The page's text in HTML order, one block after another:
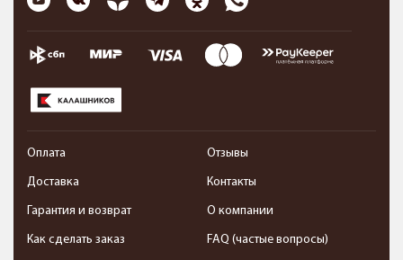
Оплата
Доставка
Гарантия и возврат
Как сделать заказ
Отзывы
Контакты
О компании
FAQ (частые вопросы)